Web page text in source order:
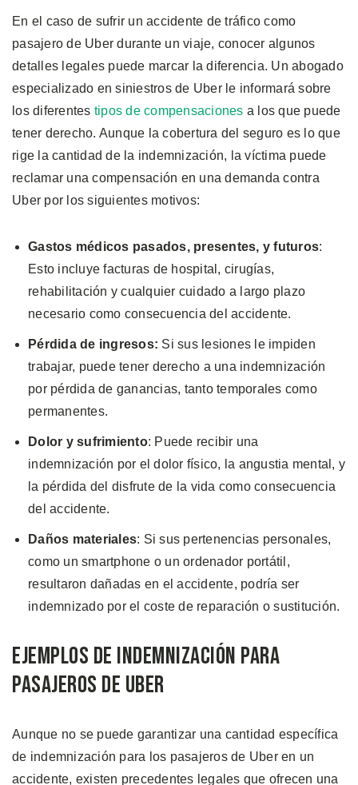
En el caso de sufrir un accidente de tráfico como
pasajero de Uber durante un viaje, conocer algunos
detalles legales puede marcar la diferencia. Un abogado
especializado en siniestros de Uber le informará sobre
los diferentes tipos de compensaciones a los que puede
tener derecho. Aunque la cobertura del seguro es lo que
rige la cantidad de la indemnización, la víctima puede
reclamar una compensación en una demanda contra
Uber por los siguientes motivos:
Gastos médicos pasados, presentes, y futuros:
Esto incluye facturas de hospital, cirugías,
rehabilitación y cualquier cuidado a largo plazo
necesario como consecuencia del accidente.
Pérdida de ingresos: Si sus lesiones le impiden
trabajar, puede tener derecho a una indemnización
por pérdida de ganancias, tanto temporales como
permanentes.
Dolor y sufrimiento: Puede recibir una
indemnización por el dolor físico, la angustia mental, y
la pérdida del disfrute de la vida como consecuencia
del accidente.
Daños materiales: Si sus pertenencias personales,
como un smartphone o un ordenador portátil,
resultaron dañadas en el accidente, podría ser
indemnizado por el coste de reparación o sustitución.
Ejemplos de Indemnización para
Pasajeros de Uber
Aunque no se puede garantizar una cantidad específica
de indemnización para los pasajeros de Uber en un
accidente, existen precedentes legales que ofrecen una